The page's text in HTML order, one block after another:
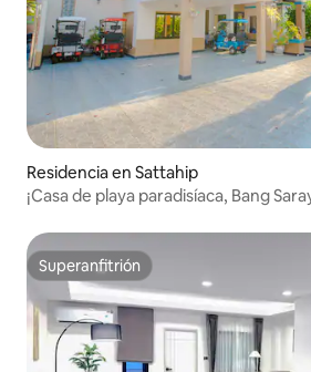
Residencia en Sattahip
¡Casa de playa paradisíaca, Bang
Superanfitrión
Superanfitrión